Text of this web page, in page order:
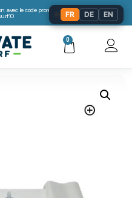
avec le code promo:
0
FR DE EN